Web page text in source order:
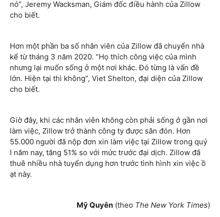
nó”, Jeremy Wacksman, Giám đốc điều hành của Zillow
cho biết.
Hơn một phần ba số nhân viên của Zillow đã chuyển nhà
kể từ tháng 3 năm 2020. “Họ thích công việc của mình
nhưng lại muốn sống ở một nơi khác. Đó từng là vấn đề
lớn. Hiện tại thì không”, Viet Shelton, đại diện của Zillow
cho biết.
Giờ đây, khi các nhân viên không còn phải sống ở gần nơi
làm việc, Zillow trở thành công ty được săn đón. Hơn
55.000 người đã nộp đơn xin làm việc tại Zillow trong quý
I năm nay, tăng 51% so với mức trước đại dịch. Zillow đã
thuê nhiều nhà tuyển dụng hơn trước tình hình xin việc ồ
ạt này.
Mỹ Quyên (theo The New York Times)